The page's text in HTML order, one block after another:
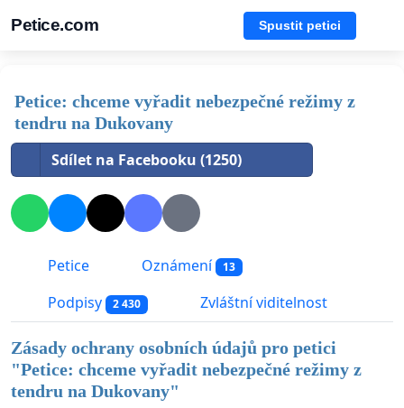
Petice.com Spustit petici
Petice: chceme vyřadit nebezpečné režimy z
tendru na Dukovany
Sdílet na Facebooku (1250)
Petice Oznámení 13
Podpisy 2 430 Zvláštní viditelnost
Zásady ochrany osobních údajů pro petici
"Petice: chceme vyřadit nebezpečné režimy z
tendru na Dukovany"